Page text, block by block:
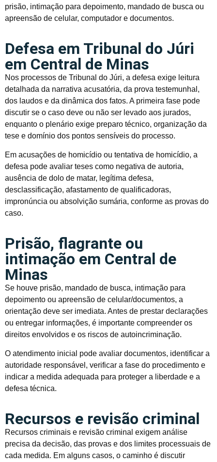
prisão, intimação para depoimento, mandado de busca ou
apreensão de celular, computador e documentos.
Defesa em Tribunal do Júri
em Central de Minas
Nos processos de Tribunal do Júri, a defesa exige leitura
detalhada da narrativa acusatória, da prova testemunhal,
dos laudos e da dinâmica dos fatos. A primeira fase pode
discutir se o caso deve ou não ser levado aos jurados,
enquanto o plenário exige preparo técnico, organização da
tese e domínio dos pontos sensíveis do processo.
Em acusações de homicídio ou tentativa de homicídio, a
defesa pode avaliar teses como negativa de autoria,
ausência de dolo de matar, legítima defesa,
desclassificação, afastamento de qualificadoras,
impronúncia ou absolvição sumária, conforme as provas do
caso.
Prisão, flagrante ou
intimação em Central de
Minas
Se houve prisão, mandado de busca, intimação para
depoimento ou apreensão de celular/documentos, a
orientação deve ser imediata. Antes de prestar declarações
ou entregar informações, é importante compreender os
direitos envolvidos e os riscos de autoincriminação.
O atendimento inicial pode avaliar documentos, identificar a
autoridade responsável, verificar a fase do procedimento e
indicar a medida adequada para proteger a liberdade e a
defesa técnica.
Recursos e revisão criminal
Recursos criminais e revisão criminal exigem análise
precisa da decisão, das provas e dos limites processuais de
cada medida. Em alguns casos, o caminho é discutir